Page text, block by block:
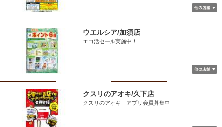
ウエルシア/加須店
エコ活セール実施中！
クスリのアオキ/久下店
クスリのアオキ アプリ会員募集中